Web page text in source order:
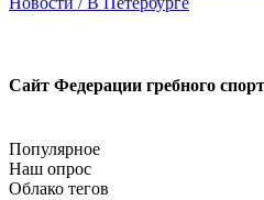
Сайт Федерации гребного
Популярное
Наш опрос
Облако тегов